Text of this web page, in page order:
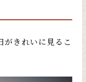
がきれいに見るこ